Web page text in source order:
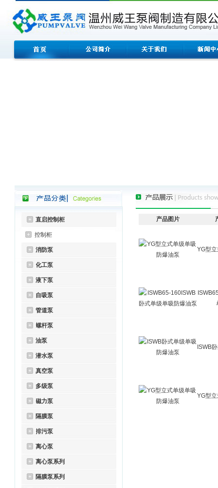
直启控制柜
控制柜
消防泵
化工泵
液下泵
自吸泵
管道泵
螺杆泵
油泵
潜水泵
真空泵
多级泵
磁力泵
隔膜泵
排污泵
离心泵
离心泵系列
隔膜泵系列
产品图片
YG型
ISWB
YG型